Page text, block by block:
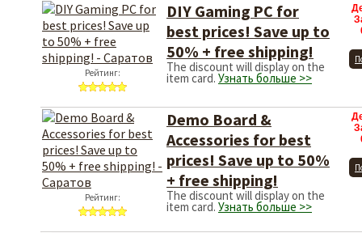
Рейтинг:
DIY Gaming PC for
best prices! Save up to
50% + free shipping!
The discount will display on the
item card. Узнать больше >>
Рейтинг:
Demo Board &
Accessories for best
prices! Save up to 50%
+ free shipping!
The discount will display on the
item card. Узнать больше >>